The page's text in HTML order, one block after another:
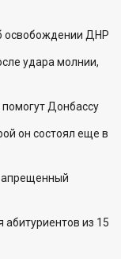
освобождении ДНР
удара молнии,
Донбассу
он состоял еще в
абитуриентов из 15